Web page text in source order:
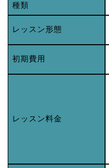
種類
レッスン形態
初期費用
レッスン料金